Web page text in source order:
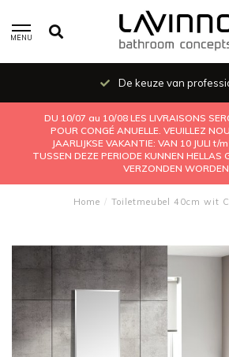
MENU
De keuze van
DU 10/07 au 10/08 LES LIVRAISONS
POUR CONGÉ ANUELLE. VEUILLEZ
JAARLIJKSE VAKANTIE: VAN 10 JULI t/
TUSSEN DEZE PERIODE KUNNEN HELLAS
VERZONDEN
Home / Toiletmeubel 40cm wit